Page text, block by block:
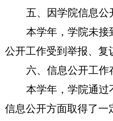
五、因学院信息
本学年，学院未接
公开工作受到举报、复
六、信息公开工
本学年，学院通过
信息公开方面取得了一